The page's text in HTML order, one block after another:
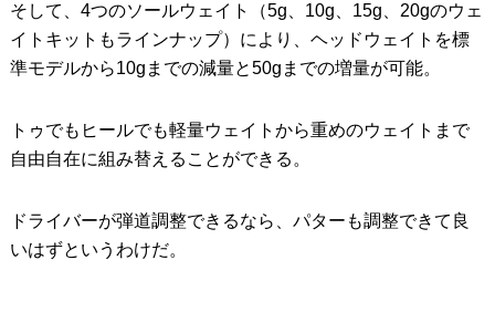
そして、4つのソールウェイト（5g、10g、15g、20gのウェ
イトキットもラインナップ）により、ヘッドウェイトを標
準モデルから10gまでの減量と50gまでの増量が可能。
トゥでもヒールでも軽量ウェイトから重めのウェイトまで
自由自在に組み替えることができる。
ドライバーが弾道調整できるなら、パターも調整できて良
いはずというわけだ。